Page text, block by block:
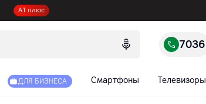
А1 плюс
7036
ДЛЯ БИЗНЕСА Смартфоны Телевизоры